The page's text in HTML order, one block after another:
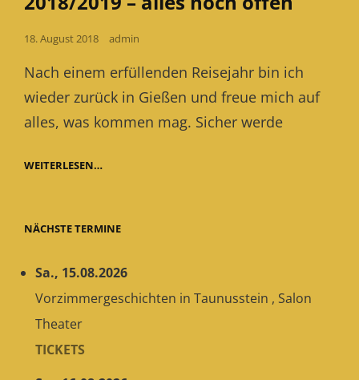
Posted
18. August 2018 admin
Nach einem erfüllenden Reisejahr bin ich
wieder zurück in Gießen und freue mich auf
alles, was kommen mag. Sicher werde
WEITERLESEN…2018/2019
NÄCHSTE TERMINE
Sa., 15.08.2026
Vorzimmergeschichten in Taunusstein , Salon
Theater
TICKETS